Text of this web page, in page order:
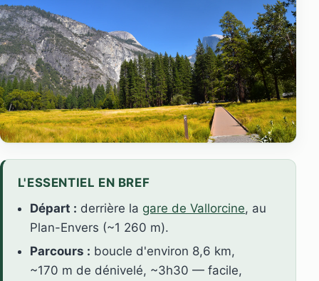
L'ESSENTIEL EN BREF
Départ : derrière la gare de Vallorcine, au
Plan-Envers (~1 260 m).
Parcours : boucle d'environ 8,6 km,
~170 m de dénivelé, ~3h30 — facile,